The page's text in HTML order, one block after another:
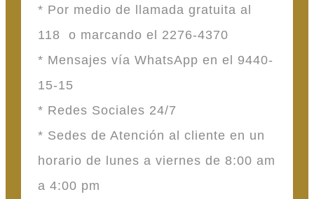
* Por medio de llamada gratuita al
118 o marcando el 2276-4370
* Mensajes vía WhatsApp en el 9440-
15-15
* Redes Sociales 24/7
* Sedes de Atención al cliente en un
horario de lunes a viernes de 8:00 am
a 4:00 pm